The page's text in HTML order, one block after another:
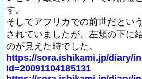
す。
そしてアフリカでの前世だとい
されていましたが、左頬の下に
のが見えた時でした。
https://sora.ishikami.jp/diary/
id=20091104185131